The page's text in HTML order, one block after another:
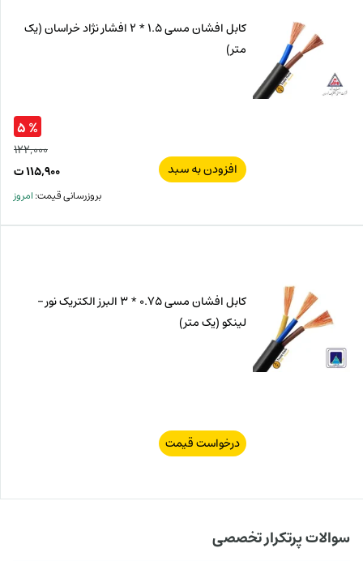
کابل افشان مسی 1.5 * 2 افشار نژاد خراسان (یک
متر)
افزودن به سبد
۱۲۲,۰۰۰
۱۱۵,۹۰۰ت
% ۵
بروزرسانی قیمت:امروز
کابل افشان مسی 0.75 * 3 البرز الکتریک نور –
لینکو (یک متر)
درخواست قیمت
سوالات پرتکرار تخصصی